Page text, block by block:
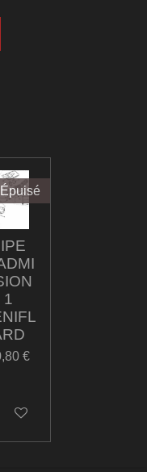
Épuisé
1
€
si disponible